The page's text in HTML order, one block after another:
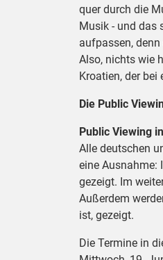
quer durch die
Musik - und das
aufpassen,
Also, nichts wie
Kroatien, der
Die Public
Public Viewing
Alle deutschen
eine Ausnahme:
gezeigt. Im
Außerdem
ist, gezeigt.
Die Termine in